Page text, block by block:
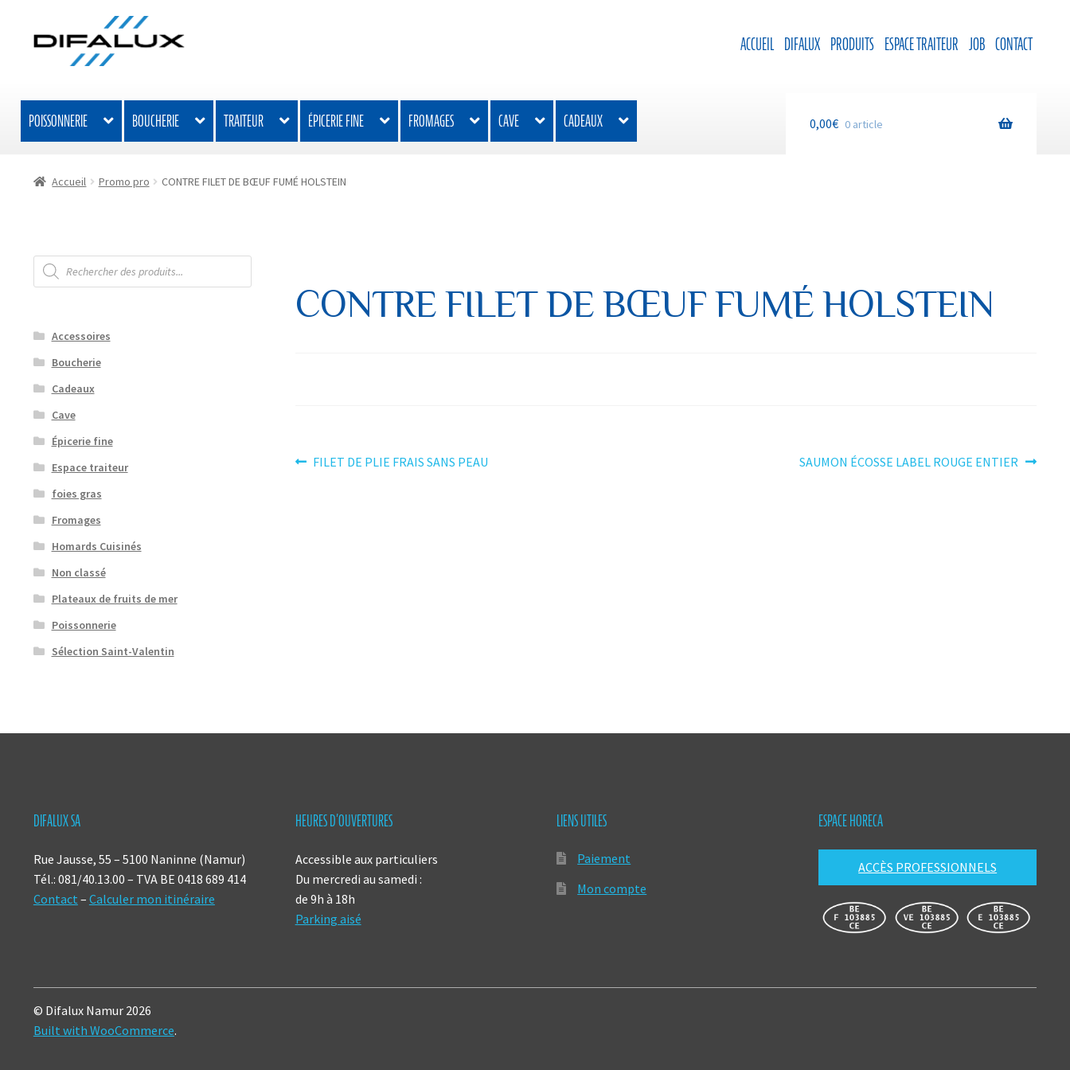
à
au
contenu
ACCUEIL DIFALUX PRODUITS ESPACE TRAITEUR JOB CONTACT
POISSONNERIE BOUCHERIE TRAITEUR ÉPICERIE FINE FROMAGES CAVE CADEAUX 0,00€ 0 article
Accueil Promo pro CONTRE FILET DE BŒUF FUMÉ HOLSTEIN
CONTRE FILET DE BŒUF FUMÉ HOLSTEIN
Navigation
Article
FILET DE PLIE FRAIS SANS PEAU
Article
SAUMON ÉCOSSE LABEL ROUGE ENTIER
Recherche
de
produits
Accessoires
Boucherie
Cadeaux
Cave
Épicerie fine
Espace traiteur
foies gras
Fromages
Homards Cuisinés
Non classé
Plateaux de fruits de mer
Poissonnerie
Sélection Saint-Valentin
DIFALUX SA
Rue Jausse, 55 – 5100 Naninne (Namur)
Tél.: 081/40.13.00 – TVA BE 0418 689 414
Contact – Calculer mon itinéraire
HEURES D’OUVERTURES
Accessible aux particuliers
Du mercredi au samedi :
de 9h à 18h
Parking aisé
LIENS UTILES
Paiement
Mon compte
ESPACE HORECA
ACCÈS PROFESSIONNELS
© Difalux Namur 2026
Built with WooCommerce.